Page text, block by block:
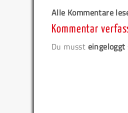
Alle Kommentare
Kommentar
Du musst eingeloggt